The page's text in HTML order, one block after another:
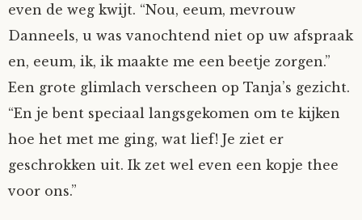
even de weg kwijt. “Nou, eeum, mevrouw
Danneels, u was vanochtend niet op uw afspraak
en, eeum, ik, ik maakte me een beetje zorgen.”
Een grote glimlach verscheen op Tanja’s gezicht.
“En je bent speciaal langsgekomen om te kijken
hoe het met me ging, wat lief! Je ziet er
geschrokken uit. Ik zet wel even een kopje thee
voor ons.”